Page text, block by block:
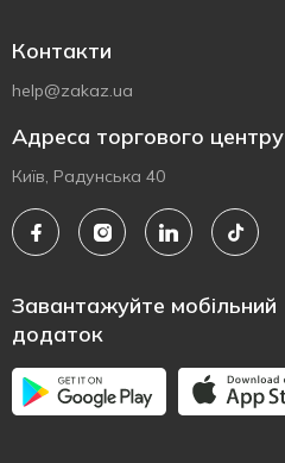
Контакти
help@zakaz.ua
Адреса торгового центру
Київ, Радунська 40
Завантажуйте мобільний
додаток